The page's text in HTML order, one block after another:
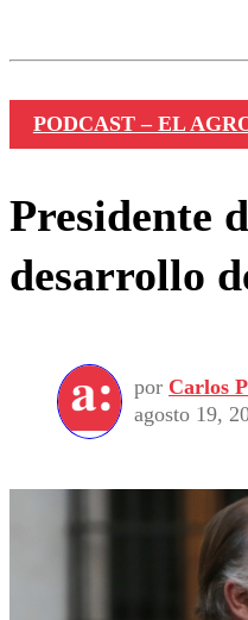
PODCAST – EL
Presidente
desarrollo
por Carlos
agosto 19,